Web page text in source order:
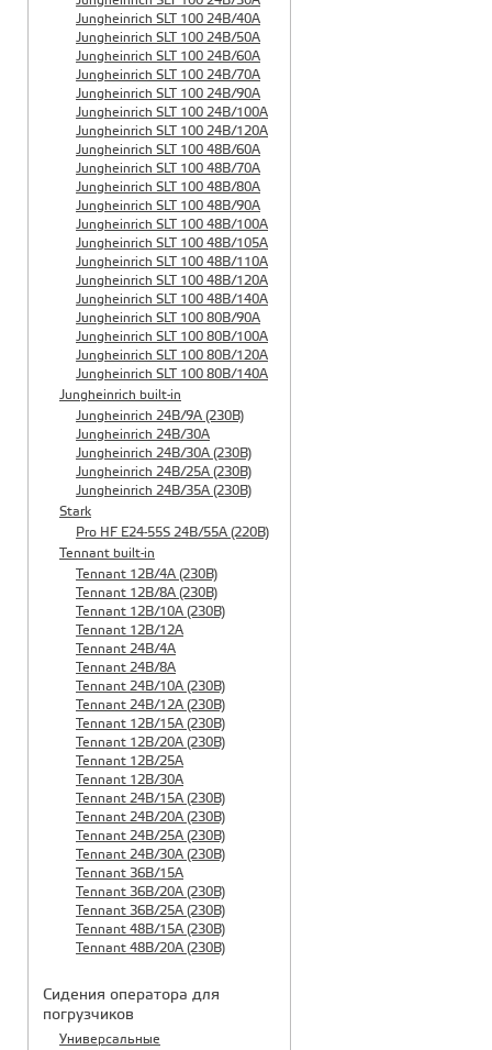
Jungheinrich SLT 100 24B/40A
Jungheinrich SLT 100 24B/50A
Jungheinrich SLT 100 24B/60A
Jungheinrich SLT 100 24B/70A
Jungheinrich SLT 100 24B/90A
Jungheinrich SLT 100 24B/100A
Jungheinrich SLT 100 24B/120A
Jungheinrich SLT 100 48B/60A
Jungheinrich SLT 100 48B/70A
Jungheinrich SLT 100 48B/80A
Jungheinrich SLT 100 48B/90A
Jungheinrich SLT 100 48B/100A
Jungheinrich SLT 100 48B/105A
Jungheinrich SLT 100 48B/110A
Jungheinrich SLT 100 48B/120A
Jungheinrich SLT 100 48B/140A
Jungheinrich SLT 100 80B/90A
Jungheinrich SLT 100 80B/100A
Jungheinrich SLT 100 80B/120A
Jungheinrich SLT 100 80B/140A
Jungheinrich built-in
Jungheinrich 24B/9A (230B)
Jungheinrich 24B/30A
Jungheinrich 24B/30A (230B)
Jungheinrich 24B/25A (230B)
Jungheinrich 24B/35A (230B)
Stark
Pro HF E24-55S 24B/55A (220B)
Tennant built-in
Tennant 12B/4A (230B)
Tennant 12B/8A (230B)
Tennant 12B/10A (230B)
Tennant 12B/12A
Tennant 24B/4A
Tennant 24B/8A
Tennant 24B/10A (230B)
Tennant 24B/12A (230B)
Tennant 12B/15A (230B)
Tennant 12B/20A (230B)
Tennant 12B/25A
Tennant 12B/30A
Tennant 24B/15A (230B)
Tennant 24B/20A (230B)
Tennant 24B/25A (230B)
Tennant 24B/30A (230B)
Tennant 36B/15A
Tennant 36B/20A (230B)
Tennant 36B/25A (230B)
Tennant 48B/15A (230B)
Tennant 48B/20A (230B)
Сидения оператора для
погрузчиков
Универсальные